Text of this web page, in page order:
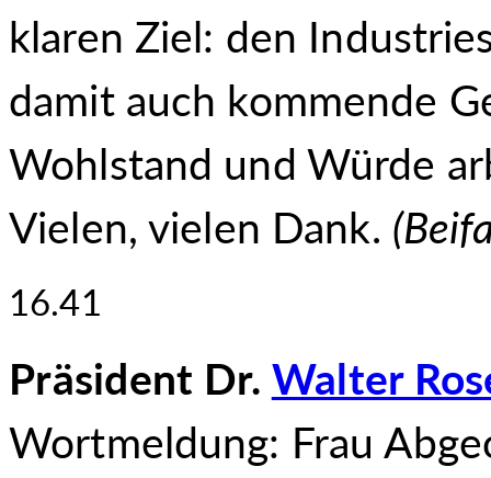
klaren Ziel: den
damit auch kommende
Wohlstand und Würde
Vielen, vielen Dank. (
16.41
Präsident Dr. Walter
Wortmeldung: Frau